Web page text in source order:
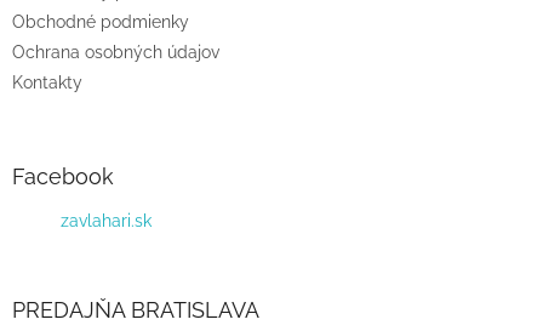
Obchodné podmienky
Ochrana osobných údajov
Kontakty
Facebook
zavlahari.sk
PREDAJŇA BRATISLAVA